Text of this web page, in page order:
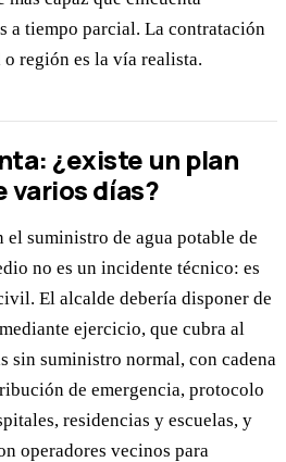
a tiempo parcial. La contratación
región es la vía realista.
¿existe un plan
varios días?
suministro de agua potable de
no es un incidente técnico: es
El alcalde debería disponer de
ejercicio, que cubra al
sin suministro normal, con cadena
de emergencia, protocolo
residencias y escuelas, y
operadores vecinos para